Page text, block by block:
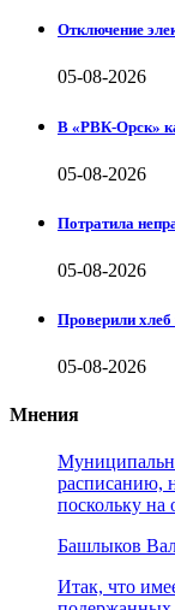
Отключение
05-08-2026
В «РВК-Орск»
05-08-2026
Потратила
05-08-2026
Проверили хлеб
05-08-2026
Мнения
расписанию,
поскольку на
Башлыков
Итак, что